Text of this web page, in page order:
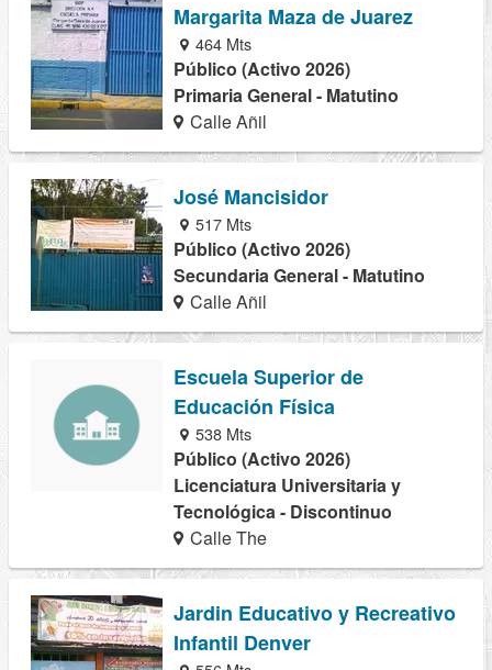
Margarita Maza de Juarez
464 Mts
Público (Activo 2026)
Primaria General - Matutino
Calle Añil
José Mancisidor
517 Mts
Público (Activo 2026)
Secundaria General - Matutino
Calle Añil
Escuela Superior de
Educación Física
538 Mts
Público (Activo 2026)
Licenciatura Universitaria y
Tecnológica - Discontinuo
Calle The
Jardin Educativo y Recreativo
Infantil Denver